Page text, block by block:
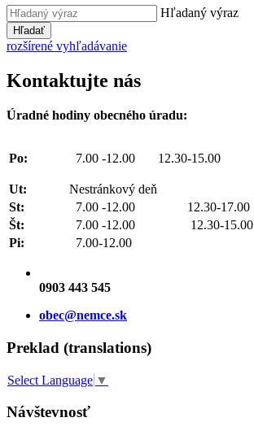
Hľadaný výraz
Hľadať
rozšírené vyhľadávanie
Kontaktujte nás
Úradné hodiny obecného úradu:
Po: 7.00 -12.00 12.30-15.00
Ut:
Nestránkový deň
St:
7.00 -12.00 12.30-17.00
Št:
7.00 -12.00 12.30-15.00
Pi:
7.00-12.00
0903 443 545
obec@nemce.sk
Preklad (translations)
Select Language ▼
Návštevnosť